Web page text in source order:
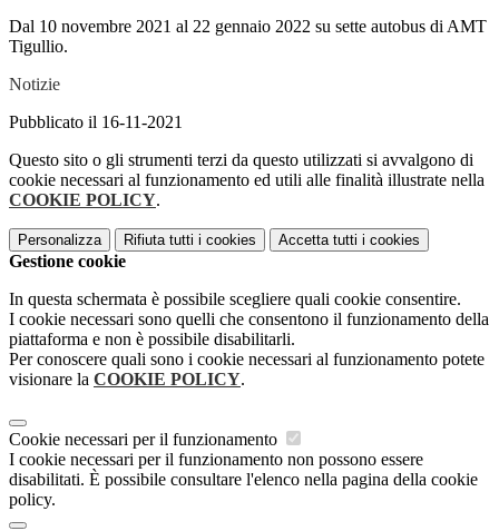
Dal 10 novembre 2021 al 22 gennaio 2022 su sette autobus di AMT
Tigullio.
Notizie
Pubblicato il 16-11-2021
Questo sito o gli strumenti terzi da questo utilizzati si avvalgono di
cookie necessari al funzionamento ed utili alle finalità illustrate nella
COOKIE POLICY.
Personalizza Rifiuta tutti i cookies Accetta tutti i cookies
Gestione cookie
In questa schermata è possibile scegliere quali cookie consentire.
I cookie necessari sono quelli che consentono il funzionamento della
piattaforma e non è possibile disabilitarli.
Per conoscere quali sono i cookie necessari al funzionamento potete
visionare la COOKIE POLICY.
Cookie necessari per il funzionamento
I cookie necessari per il funzionamento non possono essere
disabilitati. È possibile consultare l'elenco nella pagina della cookie
policy.